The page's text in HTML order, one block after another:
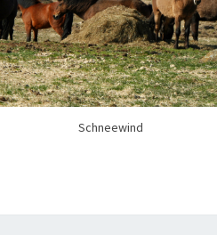
Schneewind